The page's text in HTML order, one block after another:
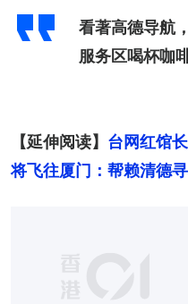
看著高德导航
服务区喝杯咖
【延伸阅读】 台网红馆
将飞往厦门：帮赖清德